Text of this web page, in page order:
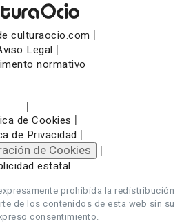
culturaocio.com |
Legal |
normativo
|
de Cookies |
de Privacidad |
de Cookies |
estatal
prohibida la redistribución
de los contenidos de esta web sin su
consentimiento.